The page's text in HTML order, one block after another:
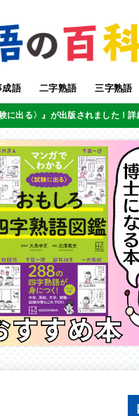
成語 二字熟語 三字熟語
に出る〉』が出版されました！詳